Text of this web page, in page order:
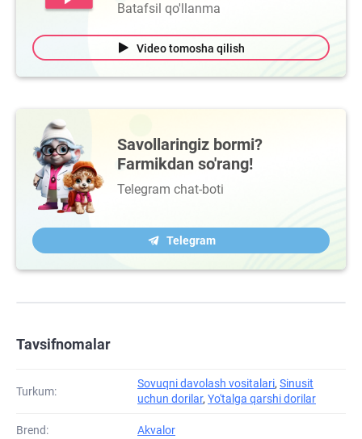
Batafsil qo'llanma
Video tomosha qilish
Savollaringiz bormi?
Farmikdan so'rang!
Telegram chat-boti
Telegram
Tavsifnomalar
Turkum:
Sovuqni davolash vositalari, Sinusit
uchun dorilar, Yo'talga qarshi dorilar
Brend: Akvalor